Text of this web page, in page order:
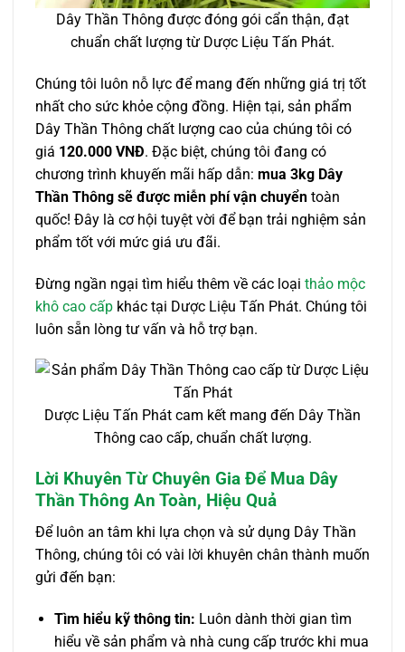
Dây Thần Thông được đóng gói cẩn thận, đạt
chuẩn chất lượng từ Dược Liệu Tấn Phát.
Chúng tôi luôn nỗ lực để mang đến những giá trị tốt
nhất cho sức khỏe cộng đồng. Hiện tại, sản phẩm
Dây Thần Thông chất lượng cao của chúng tôi có
giá 120.000 VNĐ. Đặc biệt, chúng tôi đang có
chương trình khuyến mãi hấp dẫn: mua 3kg Dây
Thần Thông sẽ được miễn phí vận chuyển toàn
quốc! Đây là cơ hội tuyệt vời để bạn trải nghiệm sản
phẩm tốt với mức giá ưu đãi.
Đừng ngần ngại tìm hiểu thêm về các loại thảo mộc
khô cao cấp khác tại Dược Liệu Tấn Phát. Chúng tôi
luôn sẵn lòng tư vấn và hỗ trợ bạn.
Dược Liệu Tấn Phát cam kết mang đến Dây Thần
Thông cao cấp, chuẩn chất lượng.
Lời Khuyên Từ Chuyên Gia Để Mua Dây
Thần Thông An Toàn, Hiệu Quả
Để luôn an tâm khi lựa chọn và sử dụng Dây Thần
Thông, chúng tôi có vài lời khuyên chân thành muốn
gửi đến bạn:
Tìm hiểu kỹ thông tin: Luôn dành thời gian tìm
hiểu về sản phẩm và nhà cung cấp trước khi mua